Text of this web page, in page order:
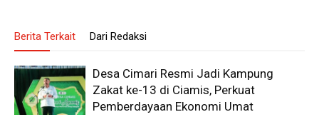
Berita Terkait Dari Redaksi
Desa Cimari Resmi Jadi Kampung
Zakat ke-13 di Ciamis, Perkuat
Pemberdayaan Ekonomi Umat